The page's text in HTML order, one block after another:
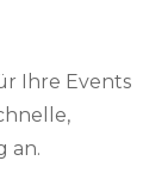
Ihre Events
an.